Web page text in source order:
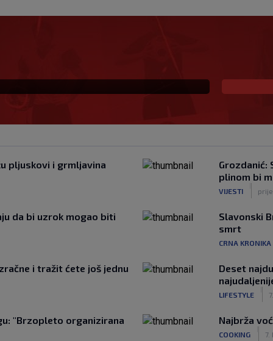
sada je slobodan
ali…
pljuskovi i grmljavina
Grozdanić:
plinom bi
VIJESTI
da bi uzrok mogao biti
Slavonski
smrt
CRNA KRONIKA
i tražit ćete još jednu
Deset
LIFESTYLE
"Brzopleto organizirana
Najbrža
COOKING 7.